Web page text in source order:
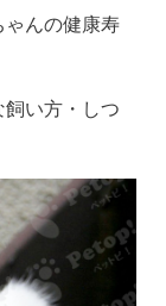
ゃんの健康寿
い方・しつ